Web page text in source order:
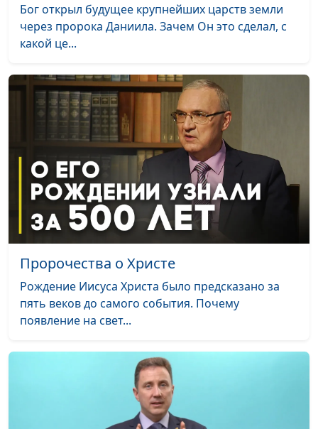
Бог открыл будущее крупнейших царств земли
через пророка Даниила. Зачем Он это сделал, с
какой це...
Пророчества о Христе
Рождение Иисуса Христа было предсказано за
пять веков до самого события. Почему
появление на свет...